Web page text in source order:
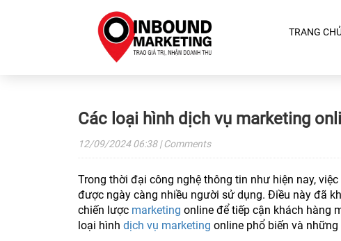
TRANG
Các loại hình dịch vụ marketing
12/09/202406:38| Comments
Trong thời đại công nghệ thông tin như hiện nay,
được ngày càng nhiều người sử dụng. Điều này đã
chiến lược marketing online để tiếp cận khách hàng
loại hình dịch vụ marketing online phổ biến và